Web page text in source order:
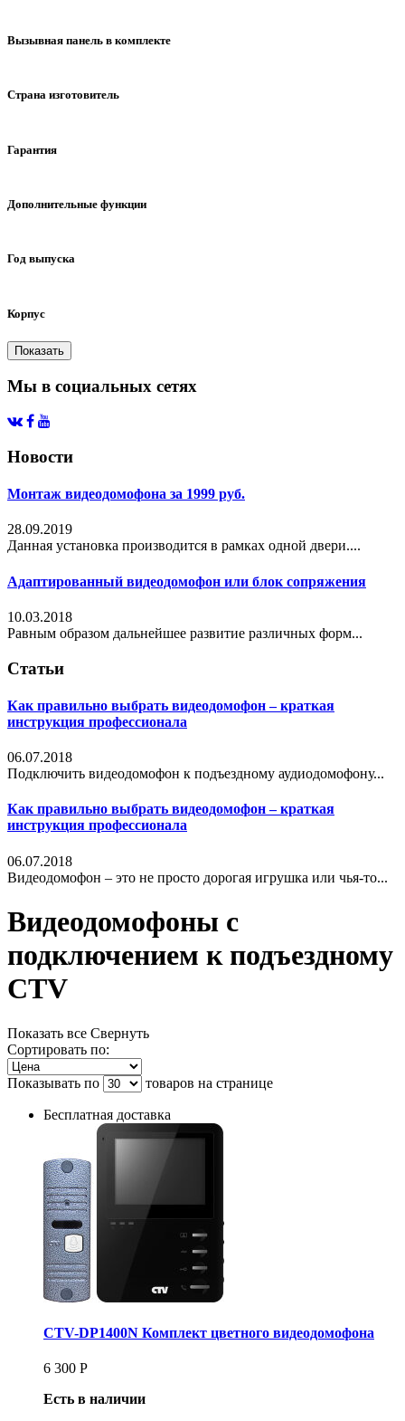
Вызывная панель в комплекте
Страна изготовитель
Гарантия
Дополнительные функции
Год выпуска
2022
Корпус
пластик
Мы в социальных сетях
Новости
Монтаж видеодомофона за 1999 руб.
28.09.2019
Данная установка производится в рамках одной двери....
Адаптированный видеодомофон или блок сопряжения
10.03.2018
Равным образом дальнейшее развитие различных форм...
Статьи
Как правильно выбрать видеодомофон – краткая
инструкция профессионала
06.07.2018
Подключить видеодомофон к подъездному аудиодомофону...
Как правильно выбрать видеодомофон – краткая
инструкция профессионала
06.07.2018
Видеодомофон – это не просто дорогая игрушка или чья-то...
Видеодомофоны с
подключением к подъездному
CTV
Показать все Свернуть
Сортировать по:
Показывать по товаров на странице
Бесплатная доставка
CTV-DP1400N Комплект цветного видеодомофона
6 300 Р
Есть в наличии